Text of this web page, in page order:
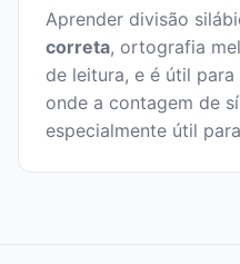
Aprender divisão
correta, ortografia
de leitura, e é útil
onde a contagem de
especialmente útil